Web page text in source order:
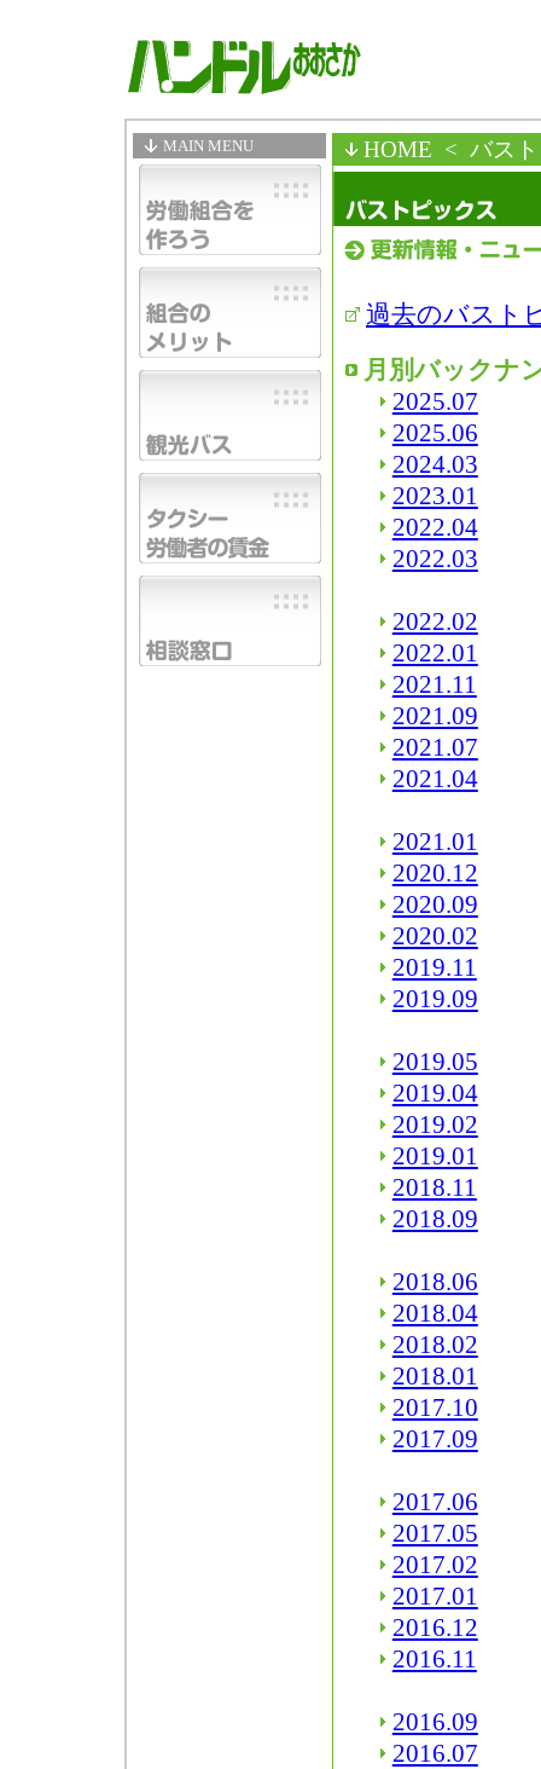
MAIN MENU HOME < バス
過去のバスト
月別バックナ
2025.07
2025.06
2024.03
2023.01
2022.04
2022.03
2022.02
2022.01
2021.11
2021.09
2021.07
2021.04
2021.01
2020.12
2020.09
2020.02
2019.11
2019.09
2019.05
2019.04
2019.02
2019.01
2018.11
2018.09
2018.06
2018.04
2018.02
2018.01
2017.10
2017.09
2017.06
2017.05
2017.02
2017.01
2016.12
2016.11
2016.09
2016.07